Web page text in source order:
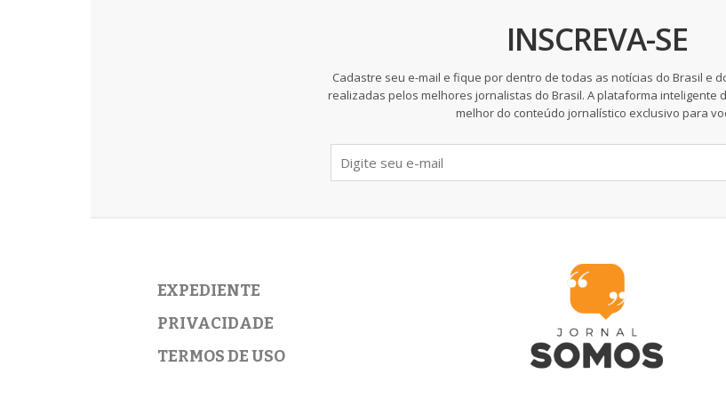
INSCREVA-SE
Cadastre seu e-mail e fique por dentro de todas as notícias do Brasil e
realizadas pelos melhores jornalistas do Brasil. A plataforma inteligente
melhor do conteúdo jornalístico exclusivo para
EXPEDIENTE
PRIVACIDADE
TERMOS DE USO